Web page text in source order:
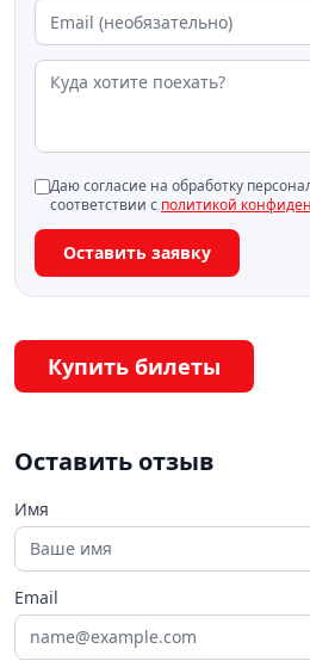
Даю согласие на обработку
соответствии с политикой
Оставить заявку
Купить билеты
Оставить отзыв
Имя
Email